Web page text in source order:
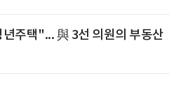
주택"... 與 3선 의원의 부동산